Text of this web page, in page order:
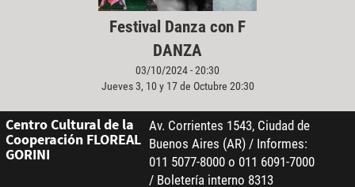
Festival Danza con F
DANZA
03/10/2024 - 20:30
Jueves 3, 10 y 17 de Octubre 20:30
Centro Cultural de la
Cooperación FLOREAL
GORINI
Av. Corrientes 1543, Ciudad de
Buenos Aires (AR) / Informes:
011 5077-8000 o 011 6091-7000
/ Boletería interno 8313